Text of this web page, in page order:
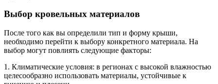
Выбор кровельных материалов
После того как вы определили тип и форму крыши,
необходимо перейти к выбору конкретного материала. На
выбор могут повлиять следующие факторы:
1. Климатические условия: в регионах с высокой влажностью
целесообразно использовать материалы, устойчивые к